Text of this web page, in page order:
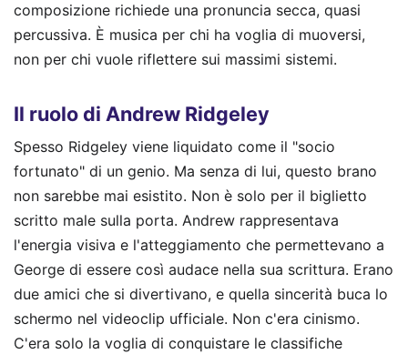
composizione richiede una pronuncia secca, quasi
percussiva. È musica per chi ha voglia di muoversi,
non per chi vuole riflettere sui massimi sistemi.
Il ruolo di Andrew Ridgeley
Spesso Ridgeley viene liquidato come il "socio
fortunato" di un genio. Ma senza di lui, questo brano
non sarebbe mai esistito. Non è solo per il biglietto
scritto male sulla porta. Andrew rappresentava
l'energia visiva e l'atteggiamento che permettevano a
George di essere così audace nella sua scrittura. Erano
due amici che si divertivano, e quella sincerità buca lo
schermo nel videoclip ufficiale. Non c'era cinismo.
C'era solo la voglia di conquistare le classifiche